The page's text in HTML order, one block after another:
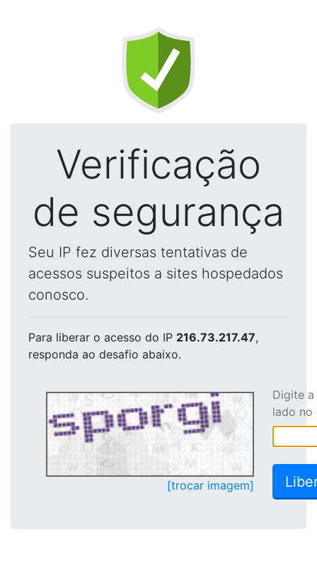
Verificação
de segurança
Seu IP fez diversas tentativas de
acessos suspeitos a sites hospedados
conosco.
Para liberar o acesso do IP 216.73.217.47,
responda ao desafio abaixo.
[trocar imagem]
Digite
lado no